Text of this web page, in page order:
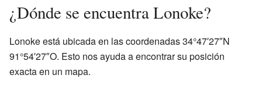
¿Dónde se encuentra Lonoke?
Lonoke está ubicada en las coordenadas 34°47′27″N
91°54′27″O. Esto nos ayuda a encontrar su posición
exacta en un mapa.